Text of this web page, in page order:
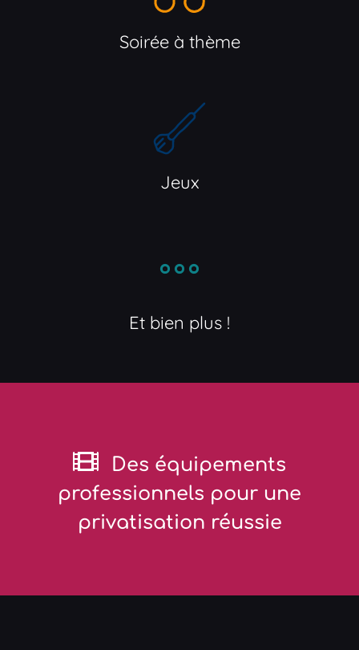
Soirée à thème
Jeux
Et bien plus !
Des équipements
professionnels pour une
privatisation réussie